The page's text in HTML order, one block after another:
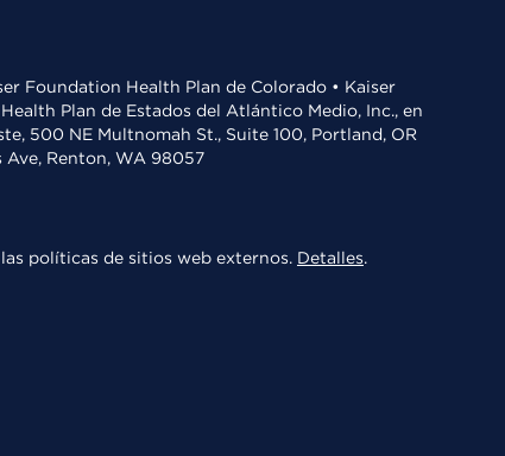
Foundation Health Plan de Colorado • Kaiser
Plan de Estados del Atlántico Medio, Inc., en
500 NE Multnomah St., Suite 100, Portland, OR
Renton, WA 98057
políticas de sitios web externos. Detalles.